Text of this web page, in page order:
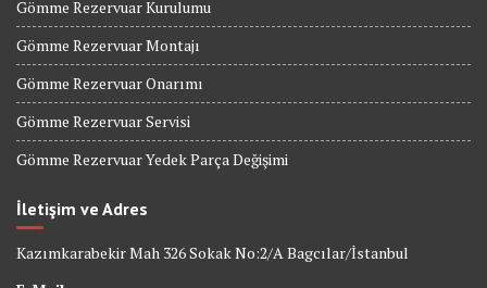
Gömme Rezervuar Kurulumu
Gömme Rezervuar Montajı
Gömme Rezervuar Onarımı
Gömme Rezervuar Servisi
Gömme Rezervuar Yedek Parça Değişimi
İletişim ve Adres
Kazımkarabekir Mah 326 Sokak No:2/A Bagcılar/İstanbul